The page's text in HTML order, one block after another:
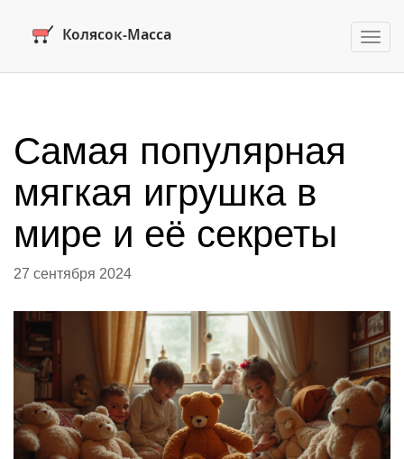
Самая популярная
мягкая игрушка в
мире и её секреты
27 сентября 2024